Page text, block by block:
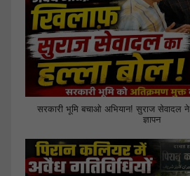
सरकारी भूमि बचाओ अभियान! सुराज सेवादल ने
ज्ञापन